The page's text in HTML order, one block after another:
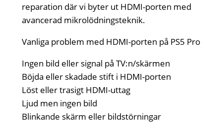
reparation där vi byter ut HDMI-porten med
avancerad mikrolödningsteknik.
Vanliga problem med HDMI-porten på PS5 Pro
Ingen bild eller signal på TV:n/skärmen
Böjda eller skadade stift i HDMI-porten
Löst eller trasigt HDMI-uttag
Ljud men ingen bild
Blinkande skärm eller bildstörningar